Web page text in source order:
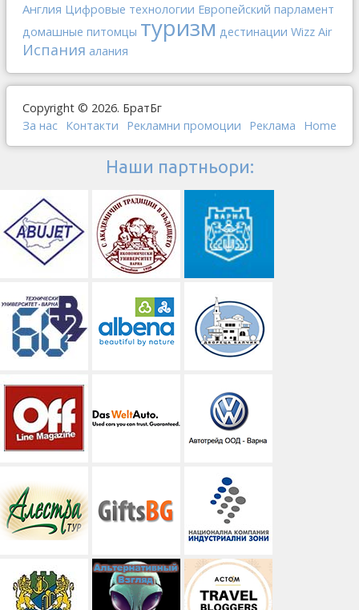
Англия Цифровые технологии Европейский парламент
домашные питомцы туризм дестинации Wizz Air
Испания алания
Copyright © 2026. БратБг
За нас Контакти Рекламни промоции Реклама Home
Наши партньори: